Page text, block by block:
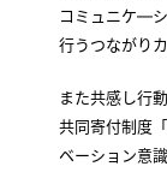
コミュニケ―
行うつながり
また共感し行
共同寄付制度
ベーション意